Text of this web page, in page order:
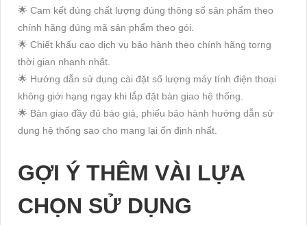
🌟 Cam kết đúng chất lượng đúng thông số sản phẩm theo
chính hãng đúng mã sản phẩm theo gói.
🌟 Chiết khấu cao dịch vụ bảo hành theo chính hãng torng
thời gian nhanh nhất.
🌟 Hướng dẫn sử dụng cài đặt số lượng máy tính điện thoại
không giới hạng ngay khi lắp đặt bàn giao hệ thống.
🌟 Bàn giao đầy đủ báo giá, phiếu bảo hành hướng dẫn sử
dụng hệ thống sao cho mang lại ổn định nhất.
GỢI Ý THÊM VÀI LỰA
CHỌN SỬ DỤNG